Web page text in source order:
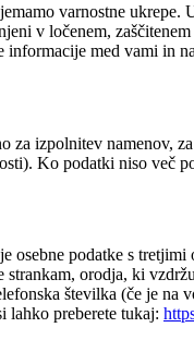
varnostne
v ločenem,
med vami in
za izpolnitev namenov,
Ko podatki niso več
osebne podatke s
orodja, ki
številka (če je
lahko preberete tukaj: